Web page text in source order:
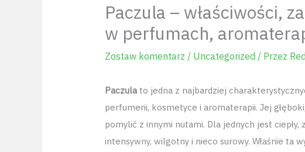
Paczula – właściwości,
w perfumach,
Zostaw komentarz / Uncategorized / Przez
Paczulato jedna z najbardziej
perfumerii, kosmetyce i aromaterapii. Jej
pomylić z innymi nutami. Dla jednych jest ciepły,
intensywny, wilgotny i nieco surowy. Właśnie ta